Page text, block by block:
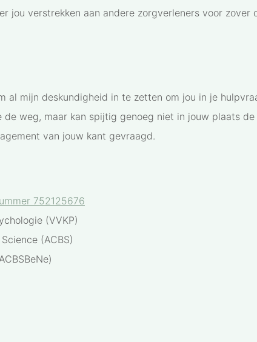
jou verstrekken aan andere zorgverleners voor zover
al mijn deskundigheid in te zetten om jou in je
weg, maar kan spijtig genoeg niet in jouw plaats de
van jouw kant gevraagd.
752125676
(VVKP)
(ACBS)